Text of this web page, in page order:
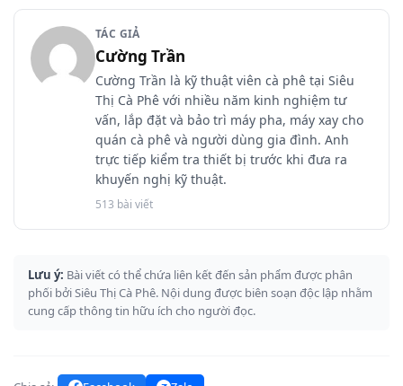
TÁC GIẢ
Cường Trần
Cường Trần là kỹ thuật viên cà phê tại Siêu
Thị Cà Phê với nhiều năm kinh nghiệm tư
vấn, lắp đặt và bảo trì máy pha, máy xay cho
quán cà phê và người dùng gia đình. Anh
trực tiếp kiểm tra thiết bị trước khi đưa ra
khuyến nghị kỹ thuật.
513 bài viết
Lưu ý: Bài viết có thể chứa liên kết đến sản phẩm được phân
phối bởi Siêu Thị Cà Phê. Nội dung được biên soạn độc lập nhằm
cung cấp thông tin hữu ích cho người đọc.